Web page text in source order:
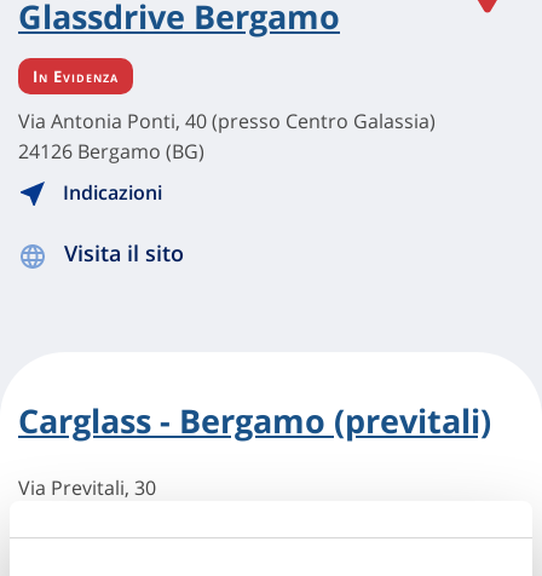
Glassdrive Bergamo
In Evidenza
Via Antonia Ponti, 40 (presso Centro Galassia)
24126 Bergamo (BG)
Indicazioni
Visita il sito
Carglass - Bergamo (previtali)
Via Previtali, 30